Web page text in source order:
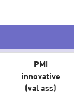
PMI
innovative
(val ass)